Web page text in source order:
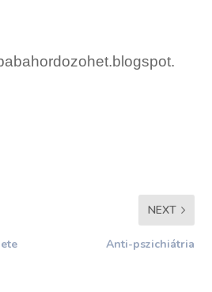
NEXT
Anti-pszichiátria